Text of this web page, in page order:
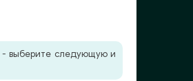
- выберите следующую и